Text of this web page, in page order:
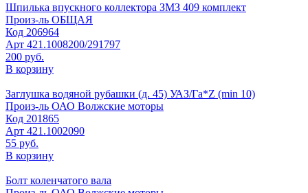
Шпилька впускного коллектора ЗМЗ 409 комплект
Произ-ль ОБЩАЯ
Код 206964
Арт 421.1008200/291797
200 руб.
В корзину
Заглушка водяной рубашки (д. 45) УАЗ/Га*Z (min 10)
Произ-ль ОАО Волжские моторы
Код 201865
Арт 421.1002090
55 руб.
В корзину
Болт коленчатого вала